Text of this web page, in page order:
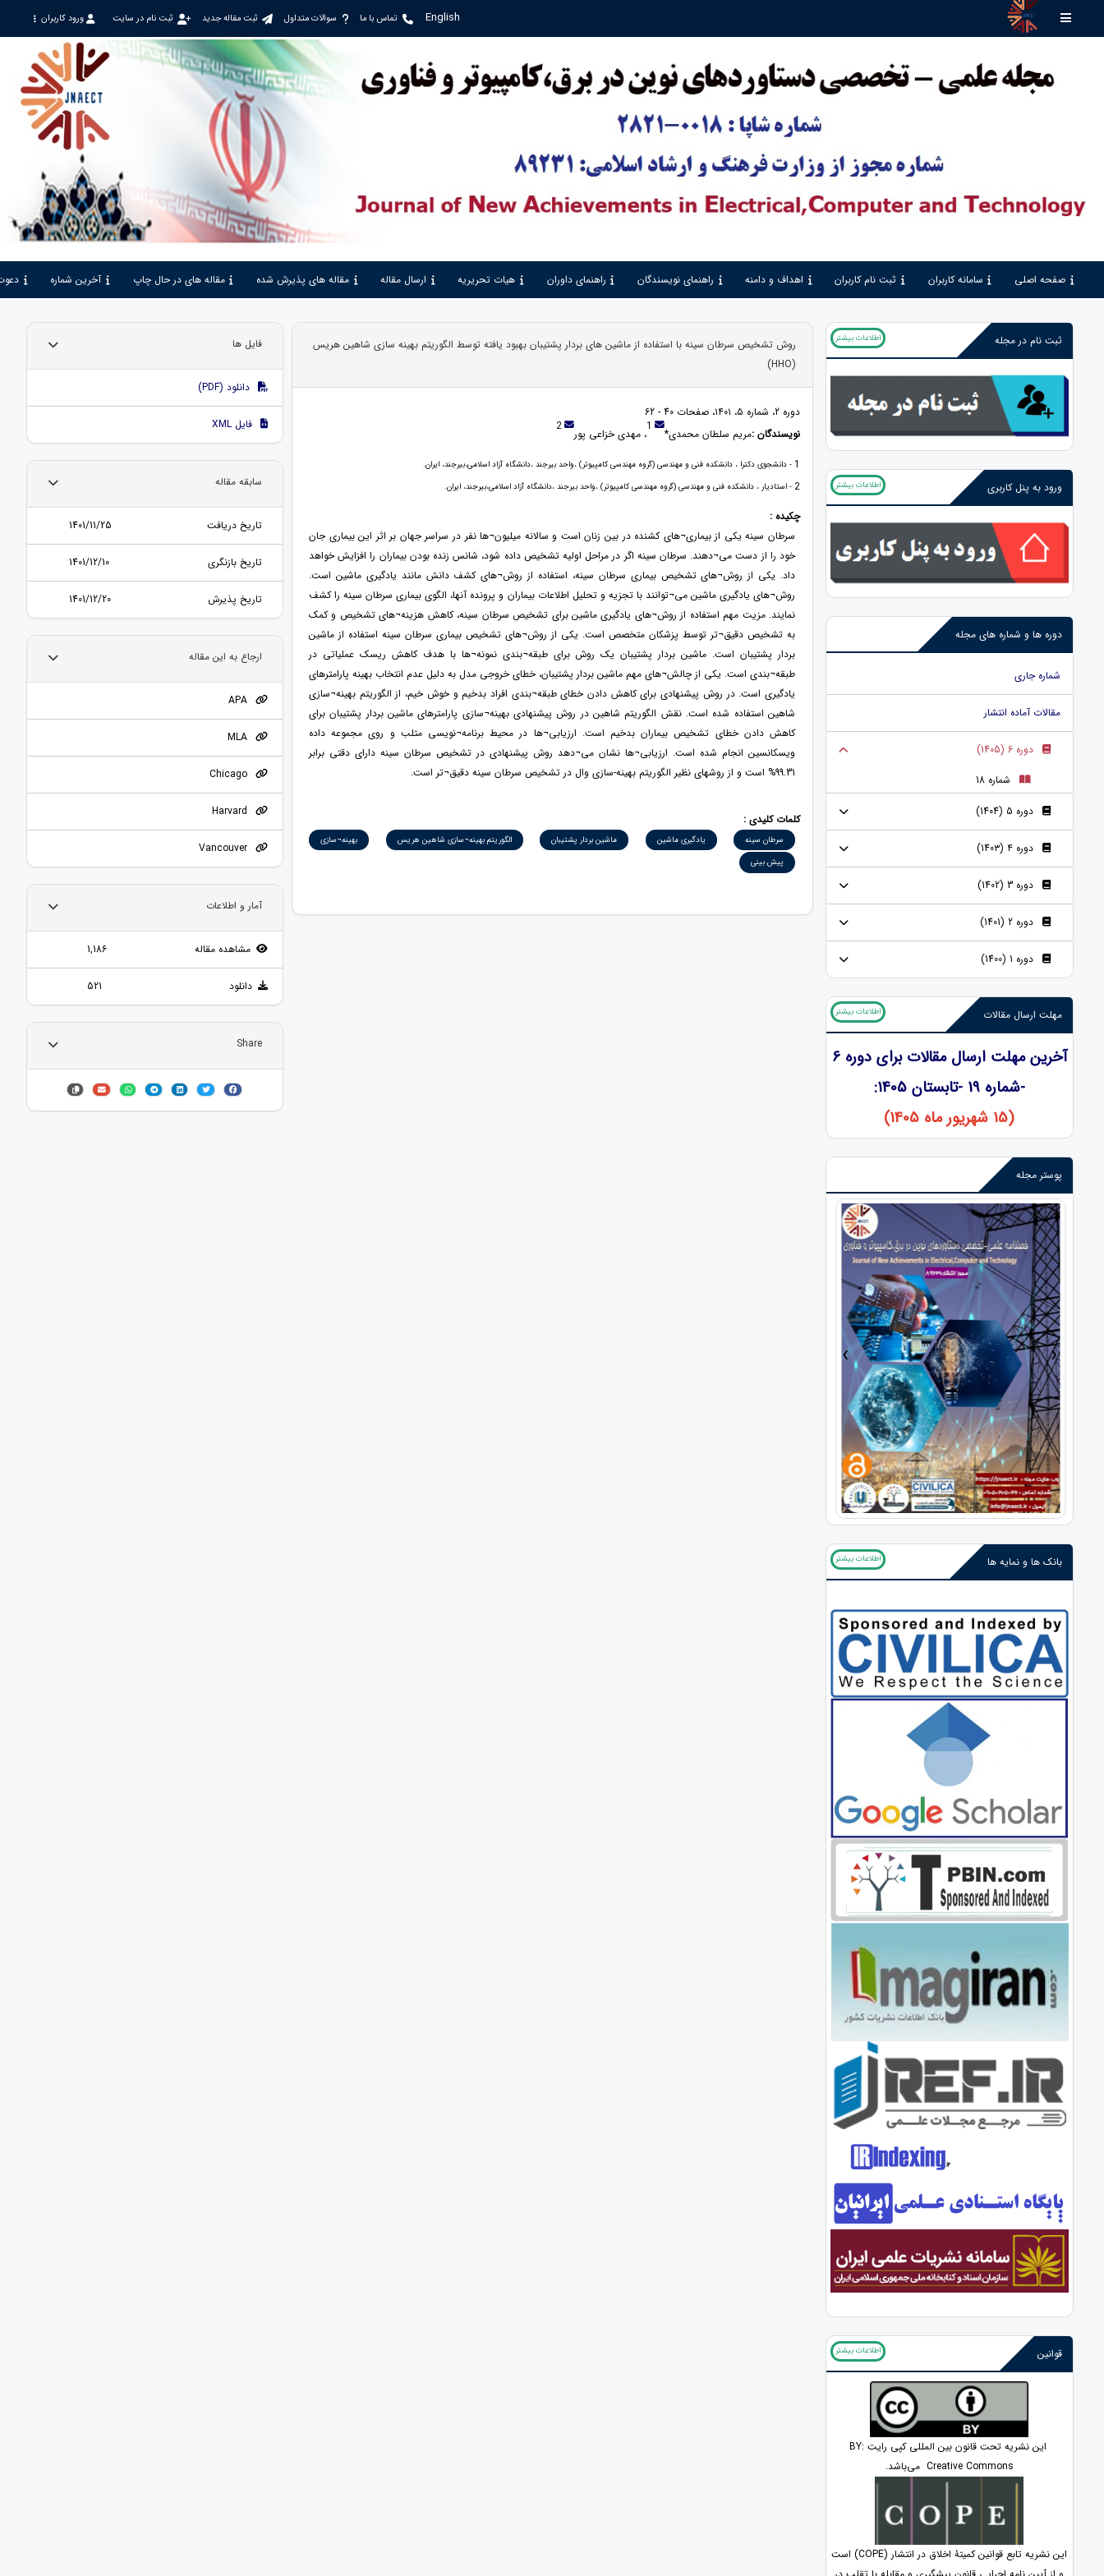
English تماس با ما سوالات متداول ثبت مقاله جدید ثبت نام در سایت ورود کاربران
صفحه اصلی سامانه کاربران ثبت نام کاربران اهداف و دامنه راهنمای نویسندگان راهنمای داوران هیات تحریریه ارسال مقاله مقاله های پذیرش شده مقاله های در حال چاپ آخرین شماره
ثبت نام در مجله اطلاعات بیشتر
ورود به پنل کاربری اطلاعات بیشتر
دوره ها و شماره های مجله
شماره جاری
مقالات آماده انتشار
دوره 6 (1405)
شماره 18
دوره 5 (1404)
دوره ۴ (140۳)
دوره 3 (1402)
دوره 2 (1401)
دوره 1 (1400)
مهلت ارسال مقالات اطلاعات بیشتر
آخرین مهلت ارسال مقالات برای دوره 6
-شماره 19 -تابستان 1405:
(15 شهریور ماه 1405)
پوستر مجله
› ‹
بانک ها و نمایه ها اطلاعات بیشتر
قوانین اطلاعات بیشتر
این نشریه تحت قانون بین المللی کپی رایت BY:
Creative Commons می‌باشد.
این نشریه تابع قوانین کمیتۀ اخلاق در انتشار (COPE) است
روش تشخیص سرطان سینه با استفاده از ماشین های بردار پشتیبان بهبود یافته توسط الگوریتم بهینه ‌سازی شاهین هریس
(HHO)
دوره 2، شماره ۵، ۱۴۰۱، صفحات 40 - 62
نویسندگان :مریم سلطان محمدی* 1، مهدی خزاعی پور 2
1 - دانشجوی دکترا ، دانشکده فنی و مهندسی (گروه مهندسی کامپیوتر) ،واحد بیرجند ،دانشگاه آزاد اسلامی،بیرجند، ایران.
2 - استادیار ، دانشکده فنی و مهندسی (گروه مهندسی کامپیوتر) ،واحد بیرجند ،دانشگاه آزاد اسلامی،بیرجند، ایران.
چکیده :
سرطان سینه یکی از بیماری¬های کشنده در بین زنان است و سالانه میلیون¬ها نفر در سراسر جهان بر اثر این بیماری جان
خود را از دست می¬دهند. سرطان سینه اگر در مراحل اولیه تشخیص داده شود، شانس زنده بودن بیماران را افزایش خواهد
داد. یکی از روش¬های تشخیص بیماری سرطان سینه، استفاده از روش¬های کشف دانش مانند یادگیری ماشین است.
روش¬های یادگیری ماشین می¬توانند با تجزیه و تحلیل اطلاعات بیماران و پرونده آنها، الگوی بیماری سرطان سینه را کشف
نمایند. مزیت مهم استفاده از روش¬های یادگیری ماشین برای تشخیص سرطان سینه، کاهش هزینه¬های تشخیص و کمک
به تشخیص دقیق¬تر توسط پزشکان متخصص است. یکی از روش¬های تشخیص بیماری سرطان سینه استفاده از ماشین
بردار پشتیبان است. ماشین بردار پشتیبان یک روش برای طبقه¬بندی نمونه¬ها با هدف کاهش ریسک عملیاتی در
طبقه¬بندی است. یکی از چالش¬های مهم ماشین بردار پشتیبان، خطای خروجی مدل به دلیل عدم انتخاب بهینه پارامترهای
یادگیری است. در روش پیشنهادی برای کاهش دادن خطای طبقه¬بندی افراد بدخیم و خوش خیم، از الگوریتم بهینه¬سازی
شاهین استفاده شده است. نقش الگوریتم شاهین در روش پیشنهادی بهینه¬سازی پارامترهای ماشین بردار پشتیبان برای
کاهش دادن خطای تشخیص بیماران بدخیم است. ارزیابی¬ها در محیط برنامه¬نویسی متلب و روی مجموعه داده
ویسکانسین انجام شده است. ارزیابی¬ها نشان می¬دهد روش پیشنهادی در تشخیص سرطان سینه دارای دقتی برابر
99.31% است و از روشهای نظیر الگوریتم بهینه-سازی وال در تشخیص سرطان سینه دقیق¬تر است.
کلمات کلیدی :
سرطان سینه یادگیری ماشین ماشین بردار پشتیبان الگوریتم بهینه¬سازی شاهین هریس
بهینه¬سازی
پیش بینی
فایل ها
دانلود (PDF)
فایل XML
سابقه مقاله
تاریخ دریافت 1401/11/25
تاریخ بازنگری 1401/12/10
تاریخ پذیرش 1401/12/20
ارجاع به این مقاله
آمار و اطلاعات
مشاهده مقاله 1,186
دانلود 521
Share